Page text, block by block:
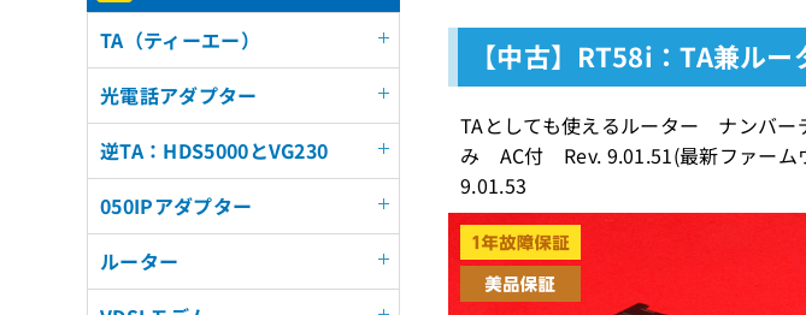
【中古】RT58i：TA兼ル
TAとしても使えるルーター ナンバ
み AC付 Rev. 9.01.51(最新ファー
9.01.53
TA（ティーエー）
光電話アダプター
逆TA：HDS5000とVG230
050IPアダプター
ルーター